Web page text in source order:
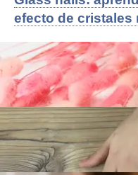
efecto de cristales
Trucos infalibles
parezcan de
Cómo pintarse
el intento)